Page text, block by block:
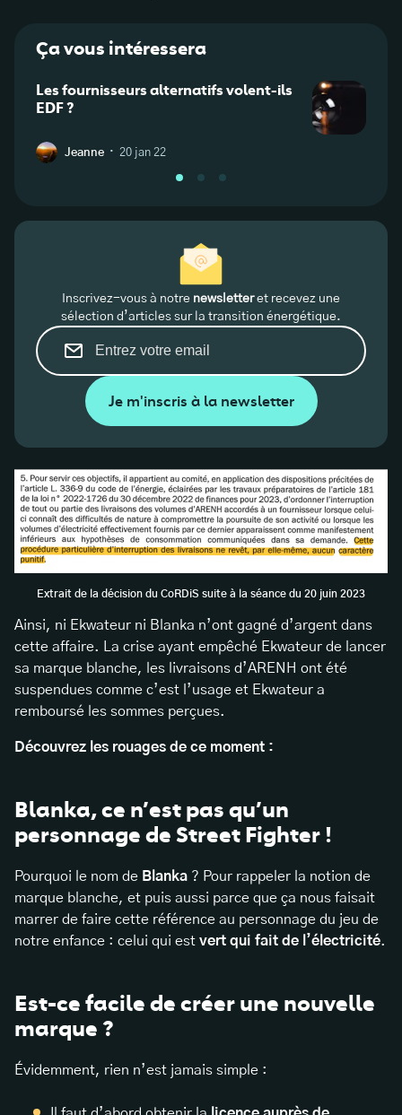
Ça vous intéressera
Les fournisseurs alternatifs volent-ils
EDF ?
Jeanne · 20 jan 22
Inscrivez-vous à notre newsletteret recevez une
sélection d’articles sur la transition énergétique.
Je m'inscris à la newsletter
Extrait de la décision du CoRDiS suite à la séance du 20 juin 2023
Ainsi, ni Ekwateur ni Blanka n’ont gagné d’argent dans
cette affaire. La crise ayant empêché Ekwateur de lancer
sa marque blanche, les livraisons d’ARENH ont été
suspendues comme c’est l’usage et Ekwateur a
remboursé les sommes perçues.
Découvrez les rouages de ce moment :
Blanka, ce n’est pas qu’un
personnage de Street Fighter !
Pourquoi le nom de Blanka ? Pour rappeler la notion de
marque blanche, et puis aussi parce que ça nous faisait
marrer de faire cette référence au personnage du jeu de
notre enfance : celui qui est vert qui fait de l’électricité.
Est-ce facile de créer une nouvelle
marque ?
Évidemment, rien n’est jamais simple :